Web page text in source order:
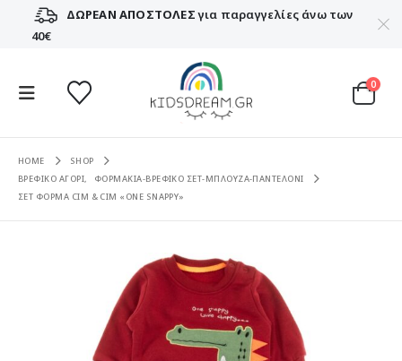
ΔΩΡΕΑΝ ΑΠΟΣΤΟΛΕΣγια παραγγελίες άνω των
40€
0
HOME
SHOP
ΒΡΕΦΙΚΟ ΑΓΟΡΙ,
ΦΟΡΜΑΚΙΑ-ΒΡΕΦΙΚΟ ΣΕΤ-ΜΠΛΟΥΖΑ-ΠΑΝΤΕΛΟΝΙ
ΣΕΤ ΦΟΡΜΑ CIM & CIM «ONE SNAPPY»